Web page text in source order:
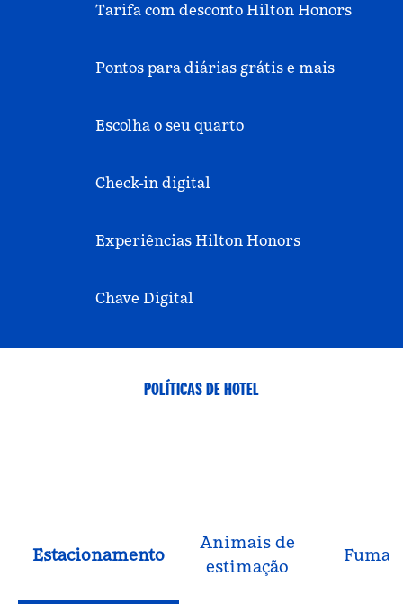
Tarifa com desconto Hilton Honors
Pontos para diárias grátis e mais
Escolha o seu quarto
Check-in digital
Experiências Hilton Honors
Chave Digital
POLÍTICAS DE HOTEL
Estacionamento
Animais de
estimação